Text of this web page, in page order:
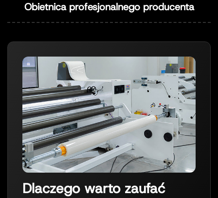
Obietnica profesjonalnego producenta
Dlaczego warto zaufać